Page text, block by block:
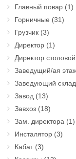
Главный повар (1)
Горничные (31)
Грузчик (3)
Директор (1)
Директор столовой
Заведущий/ая
Заведующий
Завод (13)
Завхоз (18)
Зам. директора (1)
Инсталятор (3)
Кабат(3)